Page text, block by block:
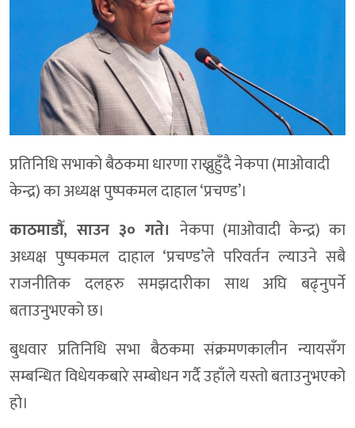
प्रतिनिधि सभाको बैठकमा धारणा राख्नुहुँदै नेकपा (माओवादी
केन्द्र) का अध्यक्ष पुष्पकमल दाहाल ‘प्रचण्ड’।
काठमाडौँ, साउन ३० गते। नेकपा (माओवादी केन्द्र) का
अध्यक्ष पुष्पकमल दाहाल ‘प्रचण्ड’ले परिवर्तन ल्याउने सबै
राजनीतिक दलहरु समझदारीका साथ अघि बढ्नुपर्ने
बताउनुभएको छ।
बुधवार प्रतिनिधि सभा बैठकमा संक्रमणकालीन न्यायसँग
सम्बन्धित विधेयकबारे सम्बोधन गर्दै उहाँले यस्तो बताउनुभएको
हो।